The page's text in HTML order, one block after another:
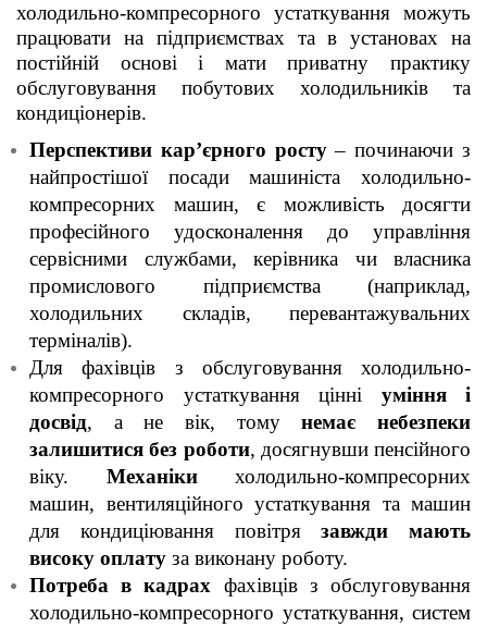
холодильно-компресорного устаткування можуть
працювати на підприємствах та в установах на
постійній основі і мати приватну практику
обслуговування побутових холодильників та
кондиціонерів.
Перспективи кар’єрного росту– починаючи з
найпростішої посади машиніста холодильно-
компресорних машин, є можливість досягти
професійного удосконалення до управління
сервісними службами, керівника чи власника
промислового підприємства (наприклад,
холодильних складів, перевантажувальних
терміналів).
Для фахівців з обслуговування холодильно-
компресорного устаткування цінні уміння і
досвід, а не вік, томунемає небезпеки
залишитися без роботи, досягнувши пенсійного
віку. Механікихолодильно-компресорних
машин, вентиляційного устаткування та машин
для кондиціювання повітрязавжди мають
високу оплату за виконану роботу.
Потреба в кадрах фахівців з обслуговування
холодильно-компресорного устаткування, систем